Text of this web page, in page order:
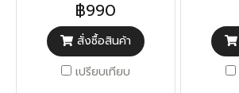
฿990
สั่งซื้อสินค้า
เปรียบเทียบ